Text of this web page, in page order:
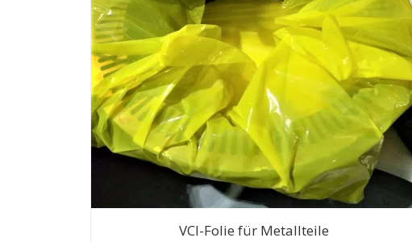
VCI-Folie für Metallteile